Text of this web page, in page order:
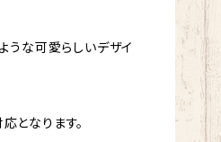
うな可愛らしいデザイ
となります。